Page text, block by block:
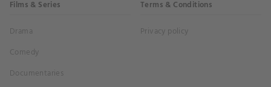
Films & Series
Drama
Comedy
Documentaries
Terms & Conditions
Privacy policy